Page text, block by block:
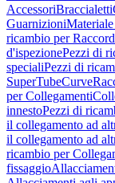
AccessoriBraccialetti
Guarnizioni
ricambio per
d'ispezionePezzi di
specialiPezzi di
SuperTubeCurve
per Collegamenti
innestoPezzi di
il collegamento ad
il collegamento ad
ricambio per
fissaggio